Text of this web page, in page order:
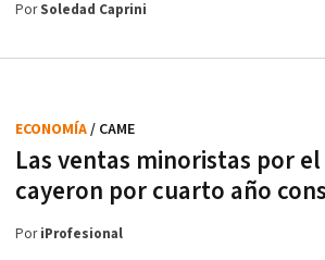
PorSoledad Caprini
Las ventas minoristas por
cayeron por cuarto año
ECONOMÍA/ CAME
PoriProfesional